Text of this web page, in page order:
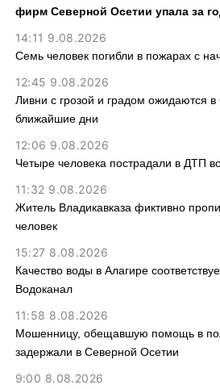
фирм Северной Осетии упала за
14:11 9.08.2026
Семь человек погибли в пожарах с
12:45 9.08.2026
Ливни с грозой и градом ожидаются
ближайшие дни
12:06 9.08.2026
Четыре человека пострадали в ДТП
11:32 9.08.2026
Житель Владикавказа фиктивно
человек
15:27 8.08.2026
Качество воды в Алагире
Водоканал
11:58 8.08.2026
Мошенницу, обещавшую помощь в
задержали в Северной Осетии
9:00 8.08.2026